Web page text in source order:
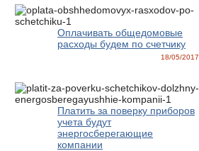
Оплачивать общедомовые
расходы будем по счетчику
18/05/2017
Платить за поверку приборов
учета будут
энергосберегающие
компании